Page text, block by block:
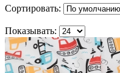
Сортировать:
Показывать: